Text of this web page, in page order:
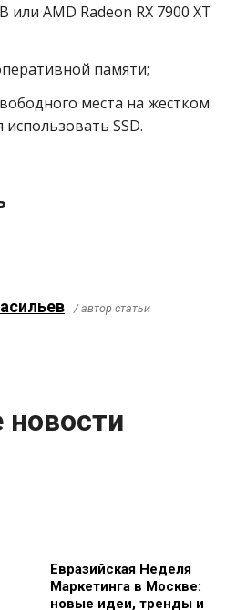
или AMD Radeon RX 7900 XT
памяти;
места на жестком
SSD.
/ автор статьи
Евразийская Неделя
Маркетинга в Москве:
новые идеи, тренды и